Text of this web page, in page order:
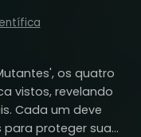
os quatro
vistos, revelando
Cada um deve
proteger sua...